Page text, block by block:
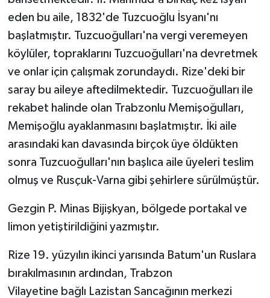
eden bu aile, 1832'de Tuzcuoğlu İsyanı'nı
başlatmıştır. Tuzcuoğulları'na vergi veremeyen
köylüler, topraklarını Tuzcuoğulları'na devretmek
ve onlar için çalışmak zorundaydı. Rize'deki bir
saray bu aileye aftedilmektedir. Tuzcuoğulları ile
rekabet halinde olan Trabzonlu Memişoğulları,
Memişoğlu ayaklanmasını başlatmıştır. İki aile
arasındaki kan davasında birçok üye öldükten
sonra Tuzcuoğulları'nın başlıca aile üyeleri teslim
olmuş ve Rusçuk-Varna gibi şehirlere sürülmüştür.
Gezgin P. Minas Bijişkyan, bölgede portakal ve
limon yetiştirildiğini yazmıştır.
Rize 19. yüzyılın ikinci yarısında Batum'un Ruslara
bırakılmasının ardından, Trabzon
Vilayetine bağlı Lazistan Sancağının merkezi